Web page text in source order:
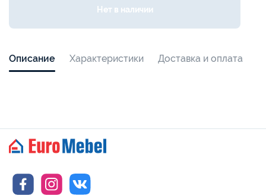
Нет в наличии
Описание Характеристики Доставка и оплата